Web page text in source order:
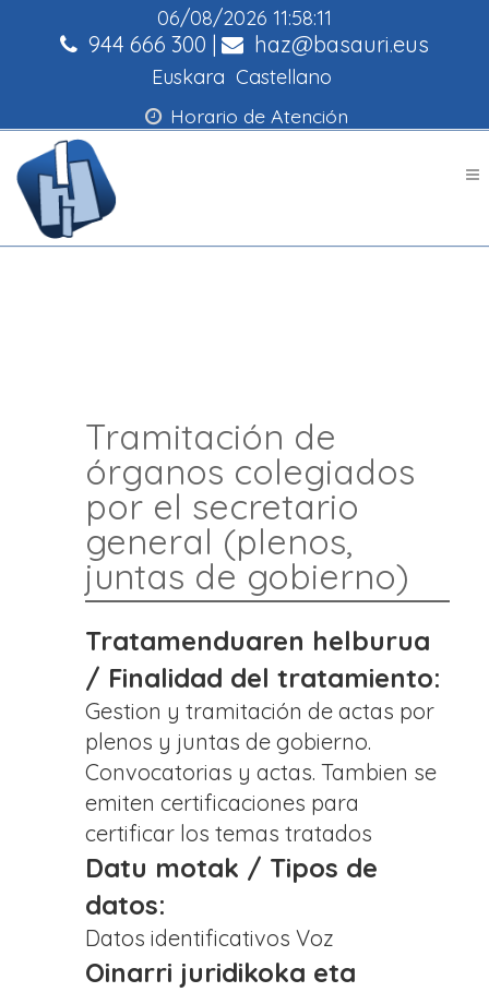
06/08/2026 11:58:12
944 666 300 | haz@basauri.eus
Euskara Castellano
Horario de Atención
Tramitación de
órganos colegiados
por el secretario
general (plenos,
juntas de gobierno)
Tratamenduaren helburua
/ Finalidad del tratamiento:
Gestion y tramitación de actas por
plenos y juntas de gobierno.
Convocatorias y actas. Tambien se
emiten certificaciones para
certificar los temas tratados
Datu motak / Tipos de
datos:
Datos identificativos Voz
Oinarri juridikoka eta